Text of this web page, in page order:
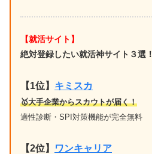
【就活サイト】
絶対登録したい就活神サイト３選！
【1位】 キミスカ
🥇大手企業からスカウトが届く！
適性診断・SPI対策機能が完全無料
【2位】 ワンキャリア